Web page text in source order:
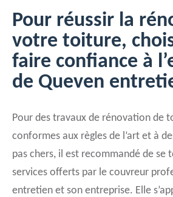
Pour réussir la
votre toiture,
faire confiance à
de Queven
Pour des travaux de rénovation de
conformes aux règles de l’art et à
pas chers, il est recommandé de se
services offerts par le couvreur
entretien et son entreprise. Elle